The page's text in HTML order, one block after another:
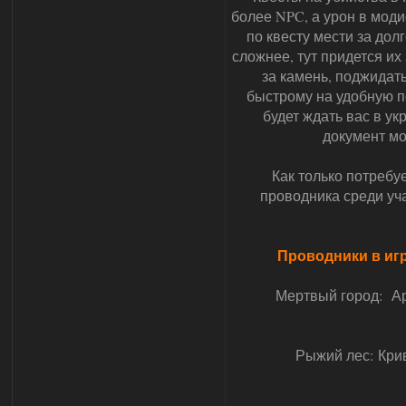
более NPC, а урон в
по квесту мести за
сложнее, тут придется
за камень,
быстрому на удобную
будет ждать вас в
документ
Как только
проводника среди
Проводники в
Мертвый город:
Рыжий лес: